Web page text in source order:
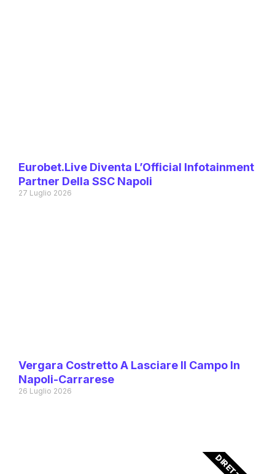
Eurobet.live Diventa L’Official Infotainment
Partner Della SSC Napoli
27 Luglio 2026
Vergara Costretto A Lasciare Il Campo In
Napoli-Carrarese
26 Luglio 2026